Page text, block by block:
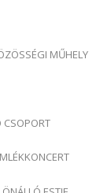
MŰHELY
CSOPORT